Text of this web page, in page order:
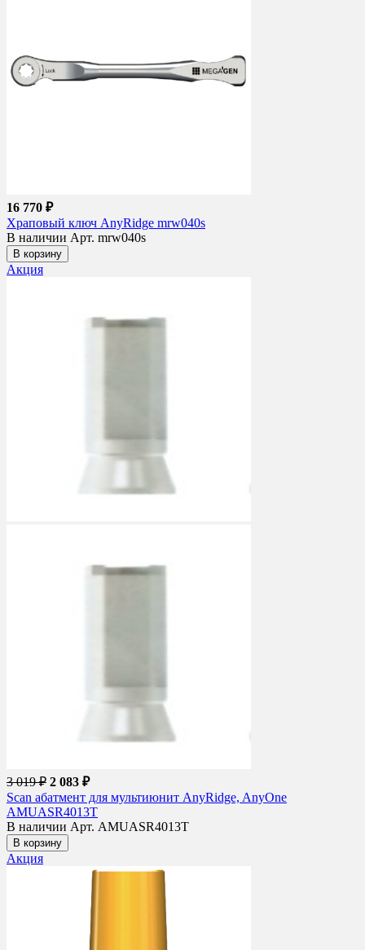
16 770 ₽
Храповый ключ AnyRidge mrw040s
В наличии Арт. mrw040s
В корзину
Акция
3 019 ₽ 2 083 ₽
Scan абатмент для мультиюнит AnyRidge, AnyOne
AMUASR4013T
В наличии Арт. AMUASR4013T
В корзину
Акция